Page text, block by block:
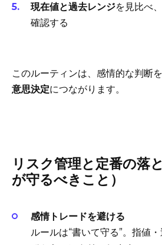
現在値と過去レンジを見比べ
確認する
このルーティンは、感情的な判断を
意思決定につながります。
リスク管理と定番の落
が守るべきこと）
感情トレードを避ける
ルールは“書いて守る”。指値